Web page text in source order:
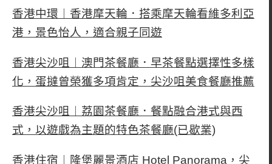
香港中環︱香港摩天輪．搭乘摩天輪看維多利亞
港，景色怡人，適合親子同遊
香港尖沙咀︱澳門茶餐廳．早茶餐點選擇性多樣
化，蛋撻曾榮獲多項肯定，尖沙咀美食餐廳推薦
香港尖沙咀︱荔園茶餐廳．餐點融合港式與西
式，以遊戲為主題的特色茶餐廳(已歇業)
香港住宿︱隆堡麗景酒店 Hotel Panorama，尖